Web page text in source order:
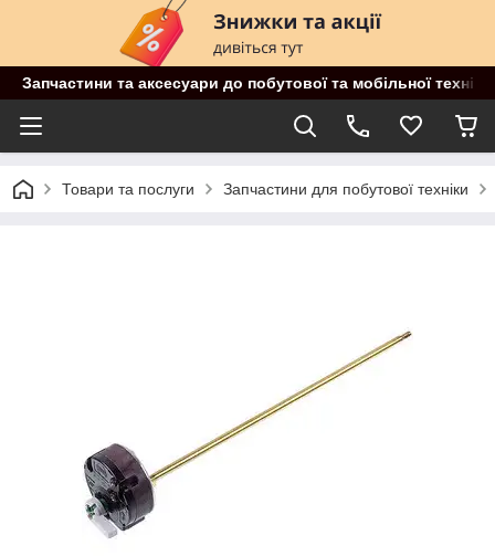
Запчастини та аксесуари до побутової та мобільної
Товари та послуги Запчастини для побутової техніки